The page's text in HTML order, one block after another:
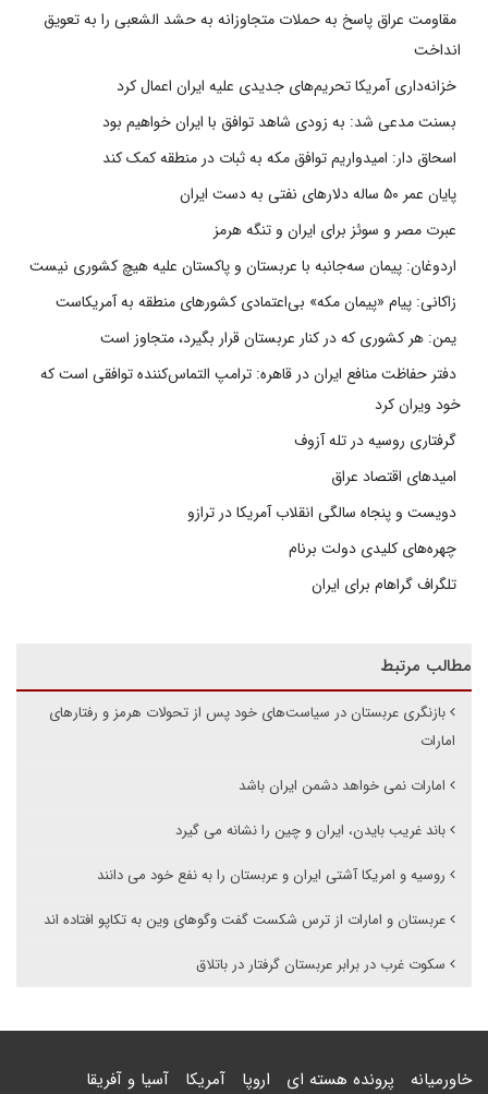
مقاومت عراق پاسخ به حملات متجاوزانه به حشد الشعبی را به تعویق
انداخت
خزانه‌داری آمریکا تحریم‌های جدیدی علیه ایران اعمال کرد
بسنت مدعی شد: به زودی شاهد توافق با ایران خواهیم بود
اسحاق دار: امیدواریم توافق مکه به ثبات در منطقه کمک کند
پایان عمر ۵۰ ساله دلارهای نفتی به دست ایران
عبرت مصر و سوئز برای ایران و تنگه هرمز
اردوغان: پیمان سه‌جانبه با عربستان و پاکستان علیه هیچ کشوری نیست
زاکانی: پیام «پیمان مکه» بی‌اعتمادی کشورهای منطقه به آمریکاست
یمن: هر کشوری که در کنار عربستان قرار بگیرد، متجاوز است
دفتر حفاظت منافع ایران در قاهره: ترامپ التماس‌کننده توافقی است که
خود ویران کرد
گرفتاری روسیه در تله آزوف
امیدهای اقتصاد عراق
دویست و پنجاه سالگی انقلاب آمریکا در ترازو
چهره‌های کلیدی دولت برنام
تلگراف گراهام برای ایران
مطالب مرتبط
بازنگری عربستان در سیاست‌های خود پس از تحولات هرمز و رفتارهای
امارات
امارات نمی خواهد دشمن ایران باشد
باند غریب بایدن، ایران و چین را نشانه می گیرد
روسیه و امریکا آشتی ایران و عربستان را به نفع خود می دانند
عربستان و امارات از ترس شکست گفت وگوهای وین به تکاپو افتاده اند
سکوت غرب در برابر عربستان گرفتار در باتلاق
خاورمیانه پرونده هسته ای اروپا آمریکا آسیا و آفریقا